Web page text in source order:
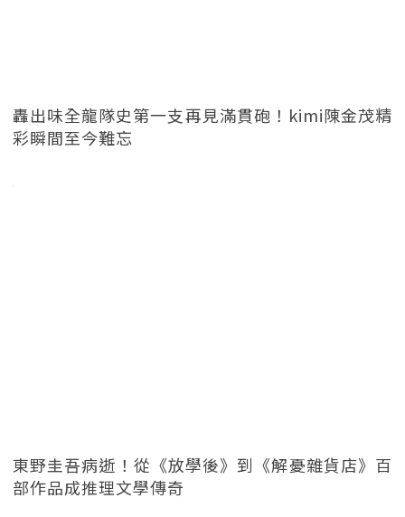
轟出味全龍隊史第一支再見滿貫砲！kimi陳金茂精
彩瞬間至今難忘
東野圭吾病逝！從《放學後》到《解憂雜貨店》百
部作品成推理文學傳奇